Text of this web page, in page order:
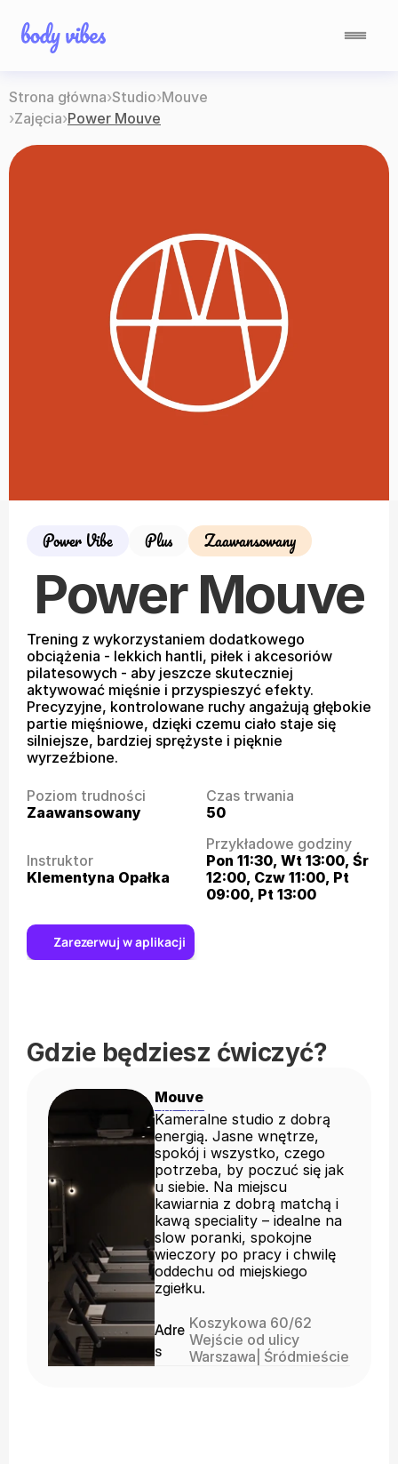
Strona główna›Studio›Mouve
›Zajęcia›Power Mouve
Power Vibe Plus Zaawansowany
Power Mouve
Trening z wykorzystaniem dodatkowego
obciążenia - lekkich hantli, piłek i akcesoriów
pilatesowych - aby jeszcze skuteczniej
aktywować mięśnie i przyspieszyć efekty.
Precyzyjne, kontrolowane ruchy angażują głębokie
partie mięśniowe, dzięki czemu ciało staje się
silniejsze, bardziej sprężyste i pięknie
wyrzeźbione.
Poziom trudności
Zaawansowany
Czas trwania
50
Instruktor
Klementyna Opałka
Przykładowe godziny
Pon 11:30, Wt 13:00, Śr
12:00, Czw 11:00, Pt
09:00, Pt 13:00
Zarezerwuj w aplikacji
Gdzie będziesz ćwiczyć?
Mouve
Kameralne studio z dobrą
energią. Jasne wnętrze,
spokój i wszystko, czego
potrzeba, by poczuć się jak
u siebie. Na miejscu
kawiarnia z dobrą matchą i
kawą speciality – idealne na
slow poranki, spokojne
wieczory po pracy i chwilę
oddechu od miejskiego
zgiełku.
Adre
s
Koszykowa 60/62
Wejście od ulicy
Warszawa Śródmieście